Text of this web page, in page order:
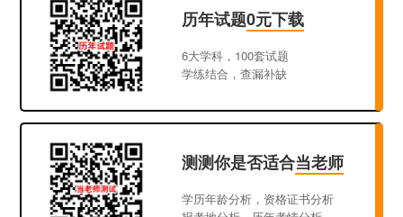
历年试题0元下载
6大学科，100套试题
学练结合，查漏补缺
测测你是否适合当老师
学历年龄分析，资格证书分析